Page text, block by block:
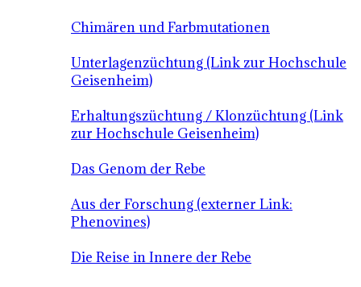
Chimären und Farbmutationen
Unterlagenzüchtung (Link zur Hochschule
Geisenheim)
Erhaltungszüchtung / Klonzüchtung (Link
zur Hochschule Geisenheim)
Das Genom der Rebe
Aus der Forschung (externer Link:
Phenovines)
Die Reise in Innere der Rebe